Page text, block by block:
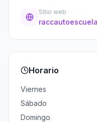
Sitio web
Horario
Viernes
Sábado
Domingo